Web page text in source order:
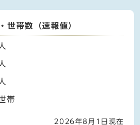
世帯数（速報値）
帯
2026年8月1日現在